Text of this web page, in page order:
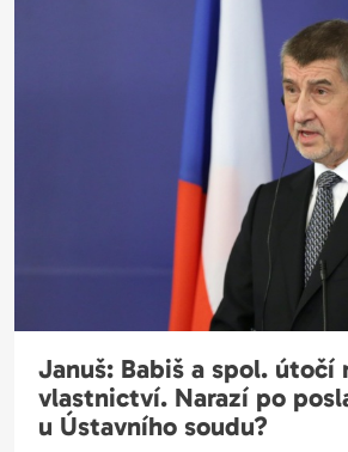
Januš: Babiš a spol. útočí
vlastnictví. Narazí po
u Ústavního soudu?